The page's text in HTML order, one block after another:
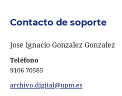
Contacto de soporte
Jose Ignacio Gonzalez Gonzalez
Teléfono
9106 70585
archivo.digital@upm.es